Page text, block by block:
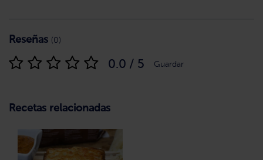
Reseñas (0)
0.0 / 5 Guardar
Recetas relacionadas